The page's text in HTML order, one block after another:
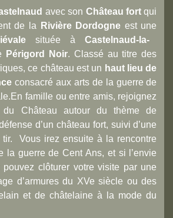
avec son Château fortqui
de la Rivière Dordogne est une
située àCastelnaud-la-
Périgord Noir. Classé au titre des
ce château est un haut lieu de
consacré aux arts de la guerre de
famille ou entre amis, rejoignez
Château autour du thème de
d’un château fort, suivi d’une
tir. Vous irez ensuite à la rencontre
la guerre de Cent Ans, et si l’envie
clôturer votre visite par une
d’armures du XVe siècle ou des
et de châtelaine à la mode du